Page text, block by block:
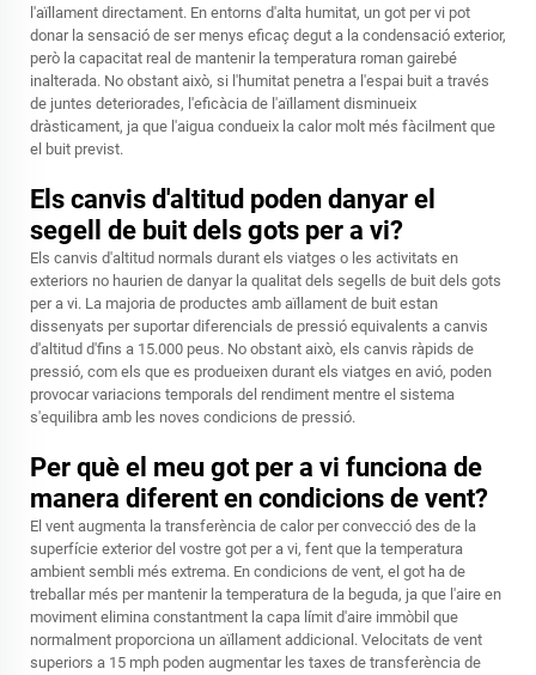
l'aïllament directament. En entorns d'alta humitat, un got per vi pot
donar la sensació de ser menys eficaç degut a la condensació exterior,
però la capacitat real de mantenir la temperatura roman gairebé
inalterada. No obstant això, si l'humitat penetra a l'espai buit a través
de juntes deteriorades, l'eficàcia de l'aïllament disminueix
dràsticament, ja que l'aigua condueix la calor molt més fàcilment que
el buit previst.
Els canvis d'altitud poden danyar el
segell de buit dels gots per a vi?
Els canvis d'altitud normals durant els viatges o les activitats en
exteriors no haurien de danyar la qualitat dels segells de buit dels gots
per a vi. La majoria de productes amb aïllament de buit estan
dissenyats per suportar diferencials de pressió equivalents a canvis
d'altitud d'fins a 15.000 peus. No obstant això, els canvis ràpids de
pressió, com els que es produeixen durant els viatges en avió, poden
provocar variacions temporals del rendiment mentre el sistema
s'equilibra amb les noves condicions de pressió.
Per què el meu got per a vi funciona de
manera diferent en condicions de vent?
El vent augmenta la transferència de calor per convecció des de la
superfície exterior del vostre got per a vi, fent que la temperatura
ambient sembli més extrema. En condicions de vent, el got ha de
treballar més per mantenir la temperatura de la beguda, ja que l'aire en
moviment elimina constantment la capa límit d'aire immòbil que
normalment proporciona un aïllament addicional. Velocitats de vent
superiors a 15 mph poden augmentar les taxes de transferència de